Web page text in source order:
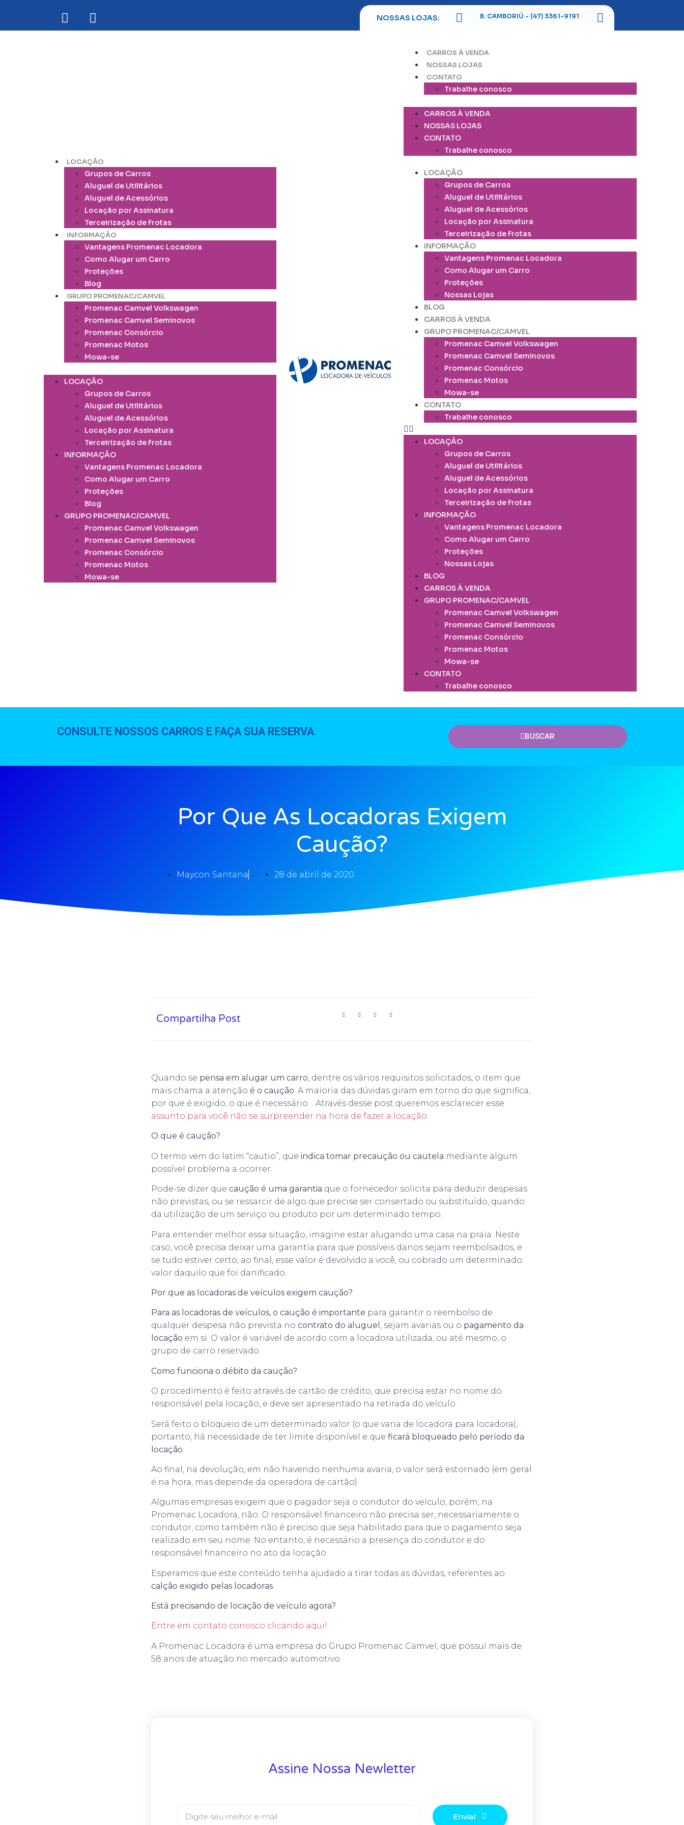
NOSSAS LOJAS: B. CAMBORIÚ - (47) 3361-9191
LOCAÇÃO
Grupos de Carros
Aluguel de Utilitários
Aluguel de Acessórios
Locação por Assinatura
Terceirização de Frotas
INFORMAÇÃO
Vantagens Promenac Locadora
Como Alugar um Carro
Proteções
Blog
GRUPO PROMENAC/CAMVEL
Promenac Camvel Volkswagen
Promenac Camvel Seminovos
Promenac Consórcio
Promenac Motos
Mowa-se
LOCAÇÃO
Grupos de Carros
Aluguel de Utilitários
Aluguel de Acessórios
Locação por Assinatura
Terceirização de Frotas
INFORMAÇÃO
Vantagens Promenac Locadora
Como Alugar um Carro
Proteções
Blog
GRUPO PROMENAC/CAMVEL
Promenac Camvel Volkswagen
Promenac Camvel Seminovos
Promenac Consórcio
Promenac Motos
Mowa-se
CARROS À VENDA
NOSSAS LOJAS
CONTATO
Trabalhe conosco
CARROS À VENDA
NOSSAS LOJAS
CONTATO
Trabalhe conosco
LOCAÇÃO
Grupos de Carros
Aluguel de Utilitários
Aluguel de Acessórios
Locação por Assinatura
Terceirização de Frotas
INFORMAÇÃO
Vantagens Promenac Locadora
Como Alugar um Carro
Proteções
Nossas Lojas
BLOG
CARROS À VENDA
GRUPO PROMENAC/CAMVEL
Promenac Camvel Volkswagen
Promenac Camvel Seminovos
Promenac Consórcio
Promenac Motos
Mowa-se
CONTATO
Trabalhe conosco
LOCAÇÃO
Grupos de Carros
Aluguel de Utilitários
Aluguel de Acessórios
Locação por Assinatura
Terceirização de Frotas
INFORMAÇÃO
Vantagens Promenac Locadora
Como Alugar um Carro
Proteções
Nossas Lojas
BLOG
CARROS À VENDA
GRUPO PROMENAC/CAMVEL
Promenac Camvel Volkswagen
Promenac Camvel Seminovos
Promenac Consórcio
Promenac Motos
Mowa-se
CONTATO
Trabalhe conosco
CONSULTE NOSSOS CARROS E FAÇA SUA RESERVA BUSCAR
Por Que As Locadoras Exigem
Caução?
Maycon Santana 28 de abril de 2020
Compartilha Post
Quando se pensa em alugar um carro, dentre os vários requisitos solicitados, o item que
mais chama a atenção é o caução. A maioria das dúvidas giram em torno do que significa,
por que é exigido, o que é necessário… Através desse post queremos esclarecer esse
assunto para você não se surpreender na hora de fazer a locação.
O que é caução?
O termo vem do latim “cautio”, que indica tomar precaução ou cautela mediante algum
possível problema a ocorrer.
Pode-se dizer que caução é uma garantia que o fornecedor solicita para deduzir despesas
não previstas, ou se ressarcir de algo que precise ser consertado ou substituído, quando
da utilização de um serviço ou produto por um determinado tempo.
Para entender melhor essa situação, imagine estar alugando uma casa na praia. Neste
caso, você precisa deixar uma garantia para que possíveis danos sejam reembolsados, e
se tudo estiver certo, ao final, esse valor é devolvido a você, ou cobrado um determinado
valor daquilo que foi danificado.
Por que as locadoras de veículos exigem caução?
Para as locadoras de veículos, o caução é importante para garantir o reembolso de
qualquer despesa não prevista no contrato do aluguel , sejam avarias ou o pagamento da
locação em si. O valor é variável de acordo com a locadora utilizada, ou até mesmo, o
grupo de carro reservado.
Como funciona o débito da caução?
O procedimento é feito através de cartão de crédito, que precisa estar no nome do
responsável pela locação, e deve ser apresentado na retirada do veículo.
Será feito o bloqueio de um determinado valor (o que varia de locadora para locadora),
portanto, há necessidade de ter limite disponível e que ficará bloqueado pelo período da
locação
Ao final, na devolução, em não havendo nenhuma avaria, o valor será estornado (em geral
é na hora, mas depende da operadora de cartão).
Algumas empresas exigem que o pagador seja o condutor do veículo, porém, na
Promenac Locadora, não. O responsável financeiro não precisa ser, necessariamente o
condutor, como também não é preciso que seja habilitado para que o pagamento seja
realizado em seu nome. No entanto, é necessário a presença do condutor e do
responsável financeiro no ato da locação.
Esperamos que este conteúdo tenha ajudado a tirar todas as dúvidas, referentes ao
calção exigido pelas locadoras
Está precisando de locação de veículo agora?
Entre em contato conosco clicando aqui!
A Promenac Locadora é uma empresa do Grupo Promenac Camvel, que possuí mais de
58 anos de atuação no mercado automotivo
Assine Nossa Newletter
Enviar